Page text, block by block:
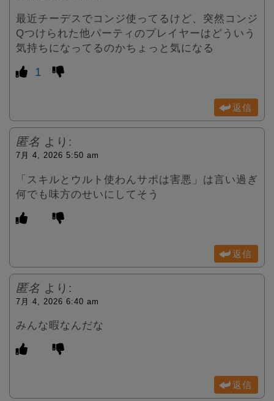
最近チーデスでコンジ使ってるけど、突然コンジ
Qつけられた他パーティのプレイヤーはどういう
気持ちになってるのかちょっと気になる
1
返信
匿名 より:
7月 4, 2026 5:50 am
「スキルとウルト使わんサポは害悪」は言い過ぎ
何でも味方のせいにしてそう
返信
匿名 より:
7月 4, 2026 6:40 am
みんな暇なんだな
返信